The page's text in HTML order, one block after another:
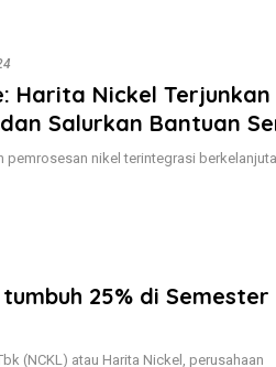
Harita Nickel Terjunkan
Salurkan Bantuan
pemrosesan nikel terintegrasi
25% di Semester
(NCKL) atau Harita Nickel, perusahaan